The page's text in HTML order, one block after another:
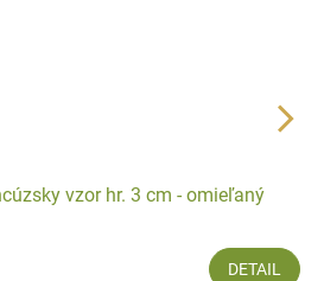
vzor hr. 3 cm - omieľaný
DETAIL